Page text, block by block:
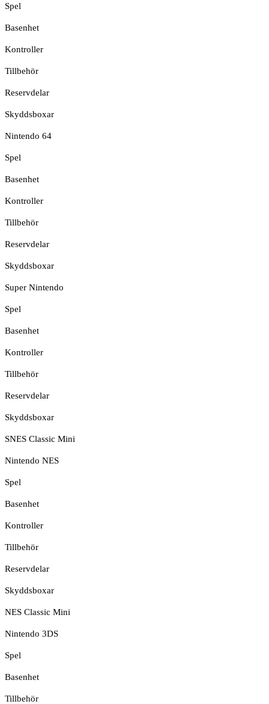
Spel
Basenhet
Kontroller
Tillbehör
Reservdelar
Skyddsboxar
Nintendo 64
Spel
Basenhet
Kontroller
Tillbehör
Reservdelar
Skyddsboxar
Super Nintendo
Spel
Basenhet
Kontroller
Tillbehör
Reservdelar
Skyddsboxar
SNES Classic Mini
Nintendo NES
Spel
Basenhet
Kontroller
Tillbehör
Reservdelar
Skyddsboxar
NES Classic Mini
Nintendo 3DS
Spel
Basenhet
Tillbehör